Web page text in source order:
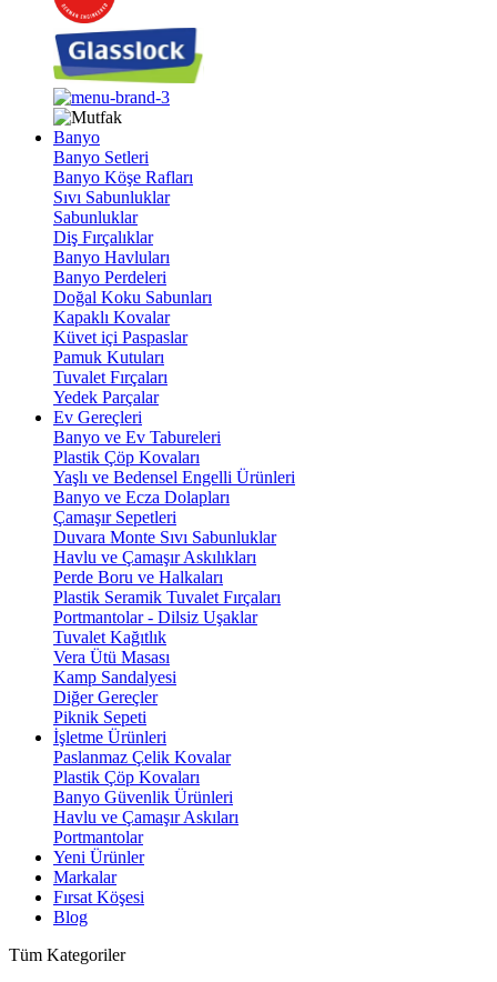
Banyo
Banyo Setleri
Banyo Köşe Rafları
Sıvı Sabunluklar
Sabunluklar
Diş Fırçalıklar
Banyo Havluları
Banyo Perdeleri
Doğal Koku Sabunları
Kapaklı Kovalar
Küvet içi Paspaslar
Pamuk Kutuları
Tuvalet Fırçaları
Yedek Parçalar
Ev Gereçleri
Banyo ve Ev Tabureleri
Plastik Çöp Kovaları
Yaşlı ve Bedensel Engelli Ürünleri
Banyo ve Ecza Dolapları
Çamaşır Sepetleri
Duvara Monte Sıvı Sabunluklar
Havlu ve Çamaşır Askılıkları
Perde Boru ve Halkaları
Plastik Seramik Tuvalet Fırçaları
Portmantolar - Dilsiz Uşaklar
Tuvalet Kağıtlık
Vera Ütü Masası
Kamp Sandalyesi
Diğer Gereçler
Piknik Sepeti
İşletme Ürünleri
Paslanmaz Çelik Kovalar
Plastik Çöp Kovaları
Banyo Güvenlik Ürünleri
Havlu ve Çamaşır Askıları
Portmantolar
Yeni Ürünler
Markalar
Fırsat Köşesi
Blog
Tüm Kategoriler